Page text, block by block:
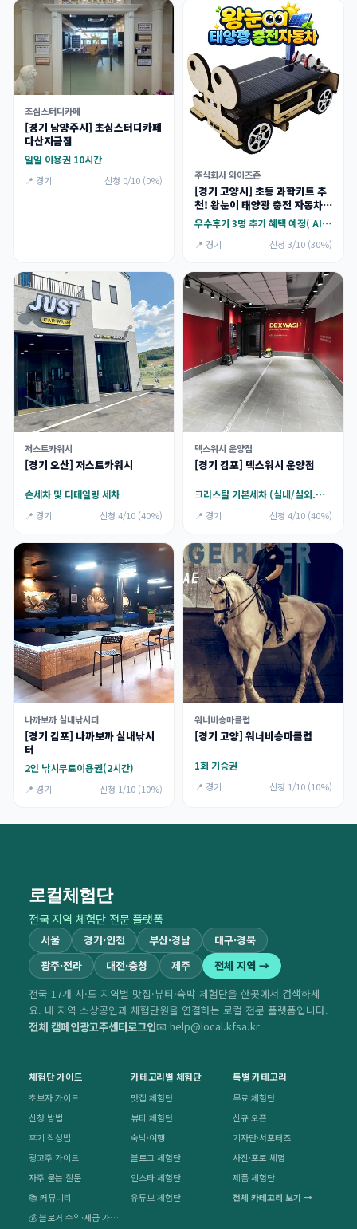
초심스터디카페
[경기 남양주시] 초심스터디카페
다산지금점
일일 이용권 10시간
📍 경기 신청 0/10 (0%) 주식회사 와이즈존
[경기 고양시] 초등 과학키트 추
천! 왕눈이 태양광 충전 자동차
만들기 체험단 모집
우수후기 3명 추가 혜택 예정( AI 휴지통 만들기 키트)
📍 경기 신청 3/10 (30%)
저스트카워시
[경기 오산] 저스트카워시
손세차 및 디테일링 세차
📍 경기 신청 4/10 (40%)
덱스워시 운양점
[경기 김포] 덱스워시 운양점
크리스탈 기본세차 (실내/실외.휠.퀵디테일러(물왁스)
📍 경기 신청 4/10 (40%)
나까보까 실내낚시터
[경기 김포] 나까보까 실내낚시
터
2인 낚시무료이용권(2시간)
📍 경기 신청 1/10 (10%)
워너비승마클럽
[경기 고양] 워너비승마클럽
1회 기승권
📍 경기 신청 1/10 (10%)
로컬체험단
전국 지역 체험단 전문 플랫폼
서울 경기·인천 부산·경남
대구·경북
광주·전라
대전·충청 제주
전체 지역 →
전국 17개 시·도 지역별 맛집·뷰티·숙박 체험단을 한곳에서 검색하세
요. 내 지역 소상공인과 체험단원을 연결하는 로컬 전문 플랫폼입니다.
전체 캠페인광고주센터로그인📧 help@local.kfsa.kr
체험단 가이드
초보자 가이드
신청 방법
후기 작성법
광고주 가이드
자주 묻는 질문
📚 커뮤니티
💰 블로거 수익·세금 가이드
카테고리별 체험단
맛집 체험단
뷰티 체험단
숙박·여행
블로그 체험단
인스타 체험단
유튜브 체험단
특별 카테고리
무료 체험단
신규 오픈
기자단·서포터즈
사진·포토 체험
제품 체험단
전체 카테고리 보기 →